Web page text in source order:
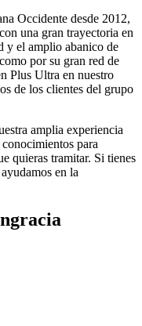
Occidente desde 2012,
una gran trayectoria en
y el amplio abanico de
por su gran red de
Plus Ultra en nuestro
de los clientes del grupo
amplia experiencia
para
quieras tramitar. Si tienes
en la